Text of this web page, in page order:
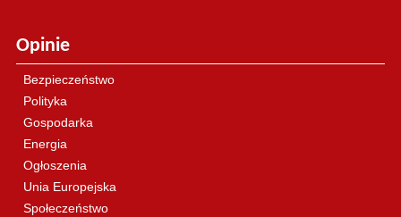
Opinie
Bezpieczeństwo
Polityka
Gospodarka
Energia
Ogłoszenia
Unia Europejska
Społeczeństwo